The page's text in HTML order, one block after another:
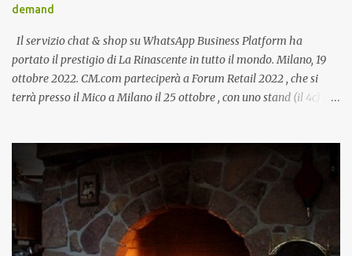
demand
Il servizio chat & shop su WhatsApp Business Platform ha
portato il prestigio di La Rinascente in tutto il mondo. Milano, 19
ottobre 2022. CM.com parteciperà a Forum Retail 2022 , che si
terrà presso il Mico a Milano il 25 ottobre , con uno stand (il 4c) e
tramite WhatsApp Business ”. Il primo appuntamento è per le ore
14:30 con Cristina Parigi, Country Manager di CM.com Italia, che
terrà una presentazione dal titolo:” Il presente e futuro del
Customer care omnicanale: come incontrare le aspettative dei
clienti ”. I punti che verranno affrontati sono il Customer care, lo